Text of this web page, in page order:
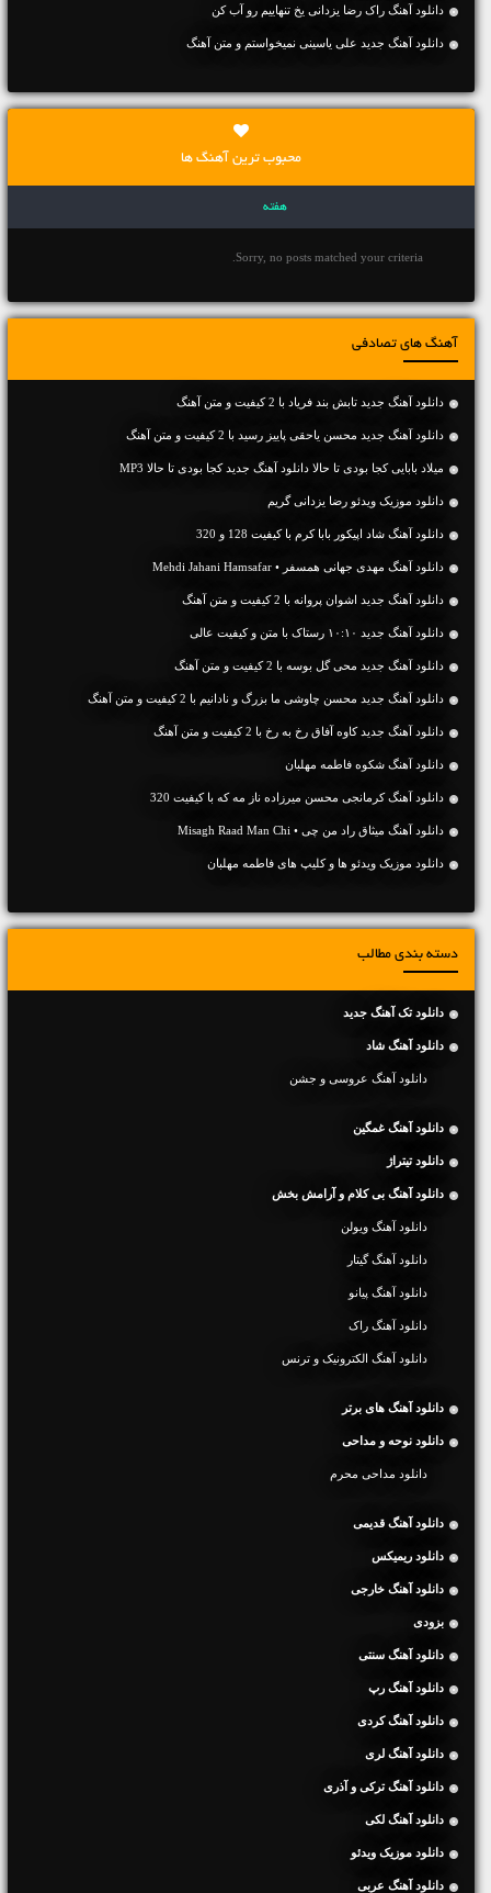
دانلود آهنگ راک رضا یزدانی یخ تنهاییم رو آب کن
دانلود آهنگ جديد علی یاسینی نمیخواستم و متن آهنگ
محبوب ترین آهنگ ها
هفته
Sorry, no posts matched your criteria.
آهنگ های تصادفی
دانلود آهنگ جديد تابش بند فریاد با 2 کیفیت و متن آهنگ
دانلود آهنگ جديد محسن یاحقی پاییز رسید با 2 کیفیت و متن آهنگ
میلاد بابایی کجا بودی تا حالا دانلود آهنگ جدید کجا بودی تا حالا MP3
دانلود موزیک ویدئو رضا یزدانی گریم
دانلود آهنگ شاد اپیکور بابا کرم با کیفیت 128 و 320
دانلود آهنگ مهدی جهانی همسفر • Mehdi Jahani Hamsafar
دانلود آهنگ جديد اشوان پروانه با 2 کیفیت و متن آهنگ
دانلود آهنگ جديد ۱۰:۱۰ رستاک با متن و کیفیت عالی
دانلود آهنگ جديد محی گل بوسه با 2 کیفیت و متن آهنگ
دانلود آهنگ جديد محسن چاوشی ما بزرگ و نادانیم با 2 کیفیت و متن آهنگ
دانلود آهنگ جديد کاوه آفاق رخ به رخ با 2 کیفیت و متن آهنگ
دانلود آهنگ شکوه فاطمه مهلبان
دانلود آهنگ کرمانجی محسن میرزاده ناز مه که با کیفیت 320
دانلود آهنگ میثاق راد من چی • Misagh Raad Man Chi
دانلود موزیک ویدئو ها و کلیپ های فاطمه مهلبان
دسته بندی مطالب
دانلود تک آهنگ جدید
دانلود آهنگ شاد
دانلود آهنگ عروسی و جشن
دانلود آهنگ غمگین
دانلود تیتراژ
دانلود آهنگ بی کلام و آرامش بخش
دانلود آهنگ ویولن
دانلود آهنگ گیتار
دانلود آهنگ پیانو
دانلود آهنگ راک
دانلود آهنگ الکترونیک و ترنس
دانلود آهنگ های برتر
دانلود نوحه و مداحی
دانلود مداحی محرم
دانلود آهنگ قدیمی
دانلود ریمیکس
دانلود آهنگ خارجی
بزودی
دانلود آهنگ سنتی
دانلود آهنگ رپ
دانلود آهنگ کردی
دانلود آهنگ لری
دانلود آهنگ ترکی و آذری
دانلود آهنگ لکی
دانلود موزیک ویدئو
دانلود آهنگ عربی